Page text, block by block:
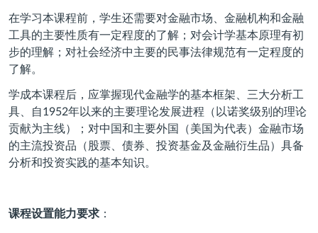
在学习本课程前，学生还需要对金融市场、金融机构和金融
工具的主要性质有一定程度的了解；对会计学基本原理有初
步的理解；对社会经济中主要的民事法律规范有一定程度的
了解。
学成本课程后，应掌握现代金融学的基本框架、三大分析工
具、自1952年以来的主要理论发展进程（以诺奖级别的理论
贡献为主线）；对中国和主要外国（美国为代表）金融市场
的主流投资品（股票、债券、投资基金及金融衍生品）具备
分析和投资实践的基本知识。
课程设置能力要求 ：